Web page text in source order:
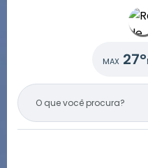
O QUE VOCÊ PROCURA?
27°